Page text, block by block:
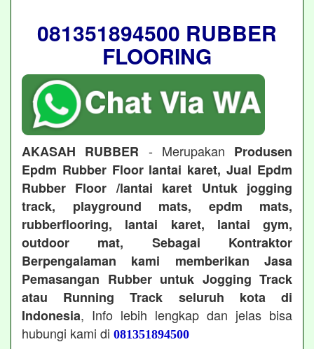
081351894500 RUBBER
FLOORING
AKASAH RUBBER - Merupakan Produsen
Epdm Rubber Floor lantai karet, Jual Epdm
Rubber Floor /lantai karet Untuk jogging
track, playground mats, epdm mats,
rubberflooring, lantai karet, lantai gym,
outdoor mat, Sebagai Kontraktor
Berpengalaman kami memberikan Jasa
Pemasangan Rubber untuk Jogging Track
atau Running Track seluruh kota di
Indonesia, Info lebih lengkap dan jelas bisa
hubungi kami di 081351894500